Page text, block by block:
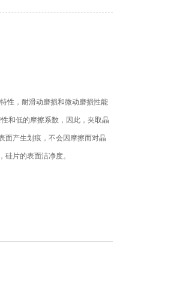
性，耐滑动磨损和微动磨损性能
和低的摩擦系数，因此，夹取晶
面产生划痕，不会因摩擦而对晶
硅片的表面洁净度。